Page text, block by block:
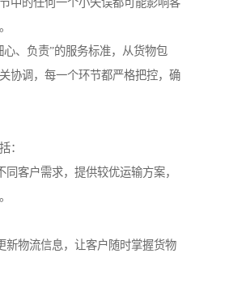
心、负责”的服务标准，从货物包
协调，每一个环节都严格把控，确
：
客户需求，提供较优运输方案，
新物流信息，让客户随时掌握货物